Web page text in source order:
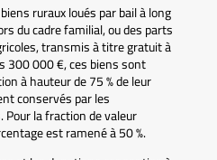
ruraux loués par bail à long
du cadre familial, ou des parts
transmis à titre gratuit à
300 000 €, ces biens sont
à hauteur de 75 % de leur
conservés par les
la fraction de valeur
est ramené à 50 %.